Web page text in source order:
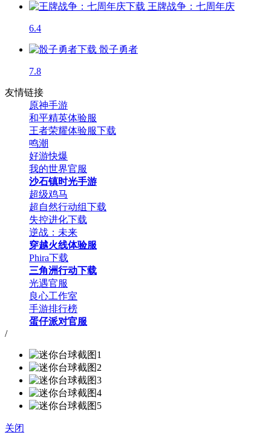
王牌战争：七周年庆
6.4
骰子勇者
7.8
友情链接
原神手游
和平精英体验服
王者荣耀体验服下载
鸣潮
好游快爆
我的世界官服
沙石镇时光手游
超级鸡马
超自然行动组下载
失控进化下载
逆战：未来
穿越火线体验服
Phira下载
三角洲行动下载
光遇官服
良心工作室
手游排行榜
蛋仔派对官服
/
关闭